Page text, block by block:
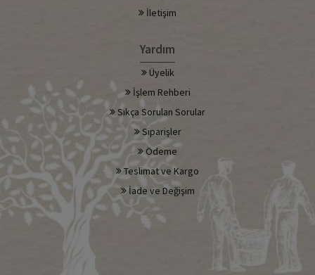
İletişim
Yardım
Üyelik
İşlem Rehberi
Sıkça Sorulan Sorular
Siparişler
Ödeme
Teslimat ve Kargo
İade ve Değişim